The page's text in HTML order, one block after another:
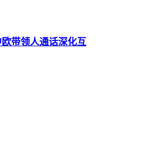
带领人通话深化互